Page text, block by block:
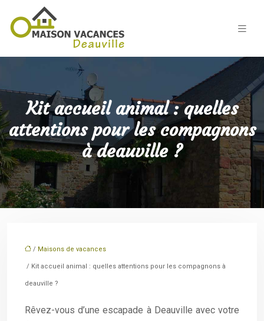
Kit accueil animal : quelles
attentions pour les compagnons
à deauville ?
/ Maisons de vacances
/ Kit accueil animal : quelles attentions pour les compagnons à
deauville ?
Rêvez-vous d’une escapade à Deauville avec votre